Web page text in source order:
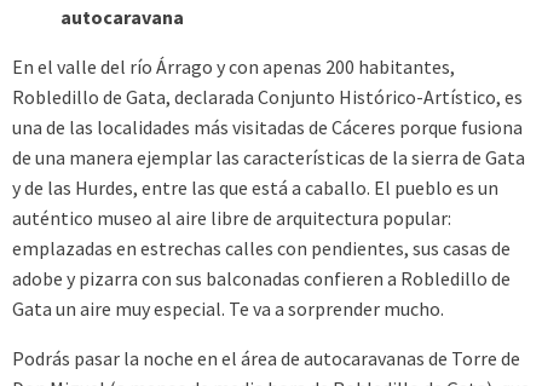
autocaravana
En el valle del río Árrago y con apenas 200 habitantes,
Robledillo de Gata, declarada Conjunto Histórico-Artístico, es
una de las localidades más visitadas de Cáceres porque fusiona
de una manera ejemplar las características de la sierra de Gata
y de las Hurdes, entre las que está a caballo. El pueblo es un
auténtico museo al aire libre de arquitectura popular:
emplazadas en estrechas calles con pendientes, sus casas de
adobe y pizarra con sus balconadas confieren a Robledillo de
Gata un aire muy especial. Te va a sorprender mucho.
Podrás pasar la noche en el área de autocaravanas de Torre de